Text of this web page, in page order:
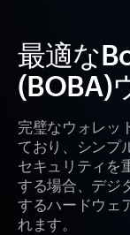
最適な
(BOBA)
完璧なウォレッ
ており、シンプ
セキュリティを
する場合、デジ
するハードウェ
れます。